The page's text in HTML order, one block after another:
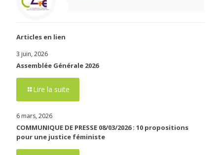
Articles en lien
3 juin, 2026
Assemblée Générale 2026
Lire la suite
6 mars, 2026
COMMUNIQUE DE PRESSE 08/03/2026 : 10 propositions
pour une justice féministe